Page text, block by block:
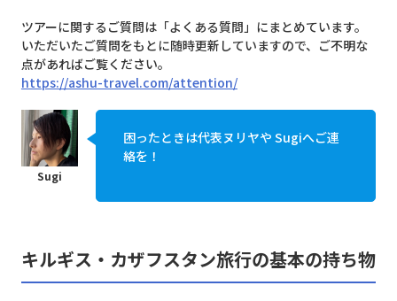
ツアーに関するご質問は「よくある質問」にまとめています。
いただいたご質問をもとに随時更新していますので、ご不明な
点があればご覧ください。
https://ashu-travel.com/attention/
困ったときは代表ヌリヤや Sugiへご連
絡を！
キルギス・カザフスタン旅行の基本の持ち物